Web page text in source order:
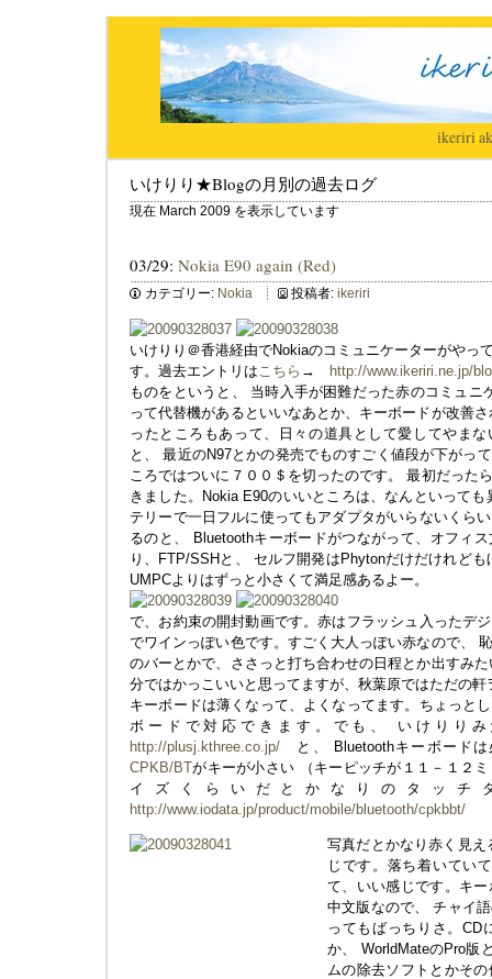
ikeriri|
いけりり★Blogの月別の過去ログ
現在 March 2009 を表示しています
03/29: Nokia E90 again (Red)
カテゴリー: Nokia 投稿者: ikeriri
いけりり＠香港経由でNokiaのコミュニケーターがやっ
す。過去エントリはこちら →
http://www.ikeriri.ne.jp/
ものをというと、 当時入手が困難だった赤のコミュニ
って代替機があるといいなあとか、キーボードが改善
ったところもあって、日々の道具として愛してやま
と、 最近のN97とかの発売でものすごく値段が下がっ
ころではついに７００＄を切ったのです。 最初だった
きました。Nokia E90のいいところは、なんといって
テリーで一日フルに使ってもアダプタがいらないくら
るのと、 Bluetoothキーボードがつながって、オフィ
り、FTP/SSHと、 セルフ開発はPhytonだけだけれど
UMPCよりはずっと小さくて満足感あるよー。
で、お約束の開封動画です。赤はフラッシュ入ったデ
でワインっぽい色です。すごく大人っぽい赤なので、
のバーとかで、ささっと打ち合わせの日程とか出すみ
分ではかっこいいと思ってますが、秋葉原ではただの軒
キーボードは薄くなって、よくなってます。ちょっと
ボードで対応できます。でも、 いけりり
http://plusj.kthree.co.jp/ と、 Bluetoothキーボード
CPKB/BTがキーが小さい （キーピッチが１１－１２
イズくらいだとかなりのタッチ
http://www.iodata.jp/product/mobile/bluetooth/cpkbbt/
写真だとかなり赤く見
じです。落ち着いてい
て、いい感じです。キ
中文版なので、 チャイ
ってもばっちりさ。CD
か、 WorldMateのPro版
ムの除去ソフトとかそ